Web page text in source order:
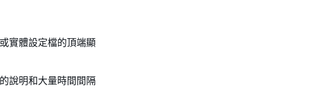
實體設定檔的頂端顯
說明和大量時間間隔